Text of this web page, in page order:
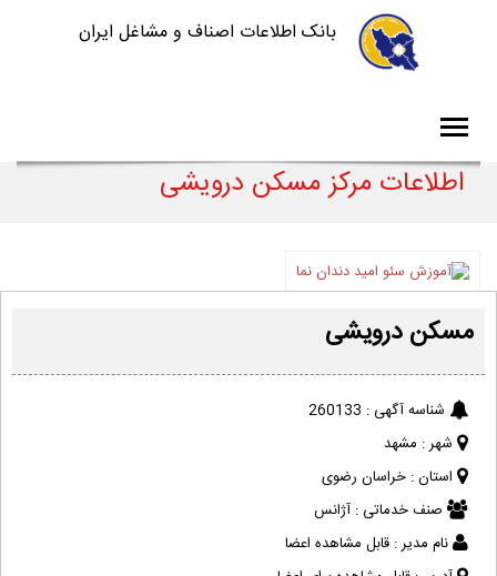
بانک اطلاعات اصناف و مشاغل ایران
اطلاعات مرکز مسکن درویشی
مسکن درویشی
شناسه آگهی : 260133
شهر : مشهد
استان : خراسان رضوی
صنف خدماتی : آژانس
نام مدیر : قابل مشاهده اعضا